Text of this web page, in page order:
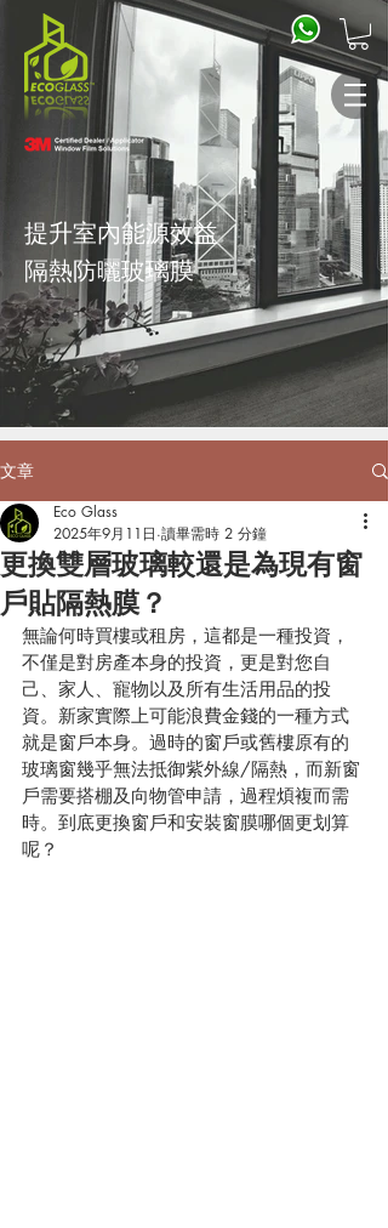
提升室內能源效益
隔熱防曬玻璃膜
文章
更換雙層玻璃較還是為現有窗
戶貼隔熱膜？
Eco Glass
2025年9月11日 讀畢需時 2 分鐘
無論何時買樓或租房，這都是一種投資，
不僅是對房產本身的投資，更是對您自
己、家人、寵物以及所有生活用品的投
資。新家實際上可能浪費金錢的一種方式
就是窗戶本身。過時的窗戶或舊樓原有的
玻璃窗幾乎無法抵御紫外線/隔熱，而新窗
戶需要搭棚及向物管申請，過程煩複而需
時。到底更換窗戶和安裝窗膜哪個更划算
呢？